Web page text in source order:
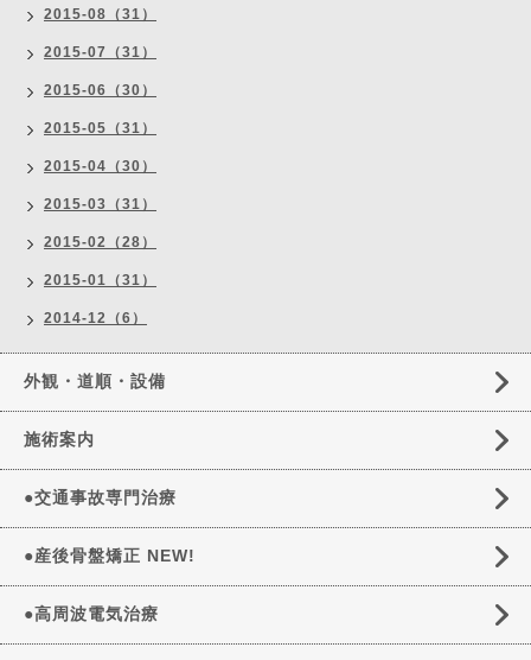
2015-08（31）
2015-07（31）
2015-06（30）
2015-05（31）
2015-04（30）
2015-03（31）
2015-02（28）
2015-01（31）
2014-12（6）
外観・道順・設備
施術案内
●交通事故専門治療
●産後骨盤矯正 NEW!
●高周波電気治療